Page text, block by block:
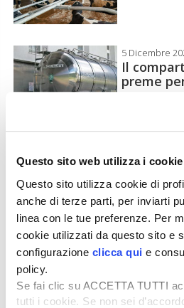
Questo sito web utilizza i cookie
Questo sito utilizza cookie di
anche di terze parti, per inviarti
linea con le tue preferenze. Per
cookie utilizzati da questo sito e
configurazione clicca qui e
policy.
Se fai clic su ACCETTA TUTTI
tutti i cookie. Se non sei
5 Dicembre
Il
preme
Prezzo
8 Ottobre
Dalla
un aiuto
selettiva